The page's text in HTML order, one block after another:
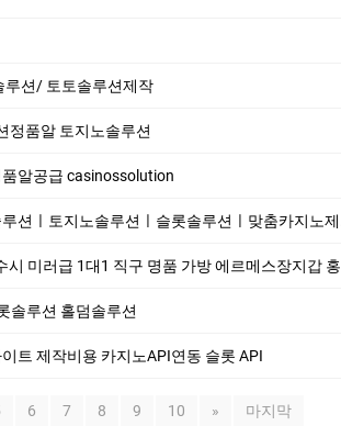
션/ 토토솔루션제작
품알 토지노솔루션
알공급 casinossolution
토지노솔루션ㅣ슬롯솔루션ㅣ맞춤카지노제작노제작
대1 직구 명품 가방 에르메스장지갑 홍콩명품쇼핑몰 JWI
루션 홀덤솔루션
트 제작비용 카지노API연동 슬롯 API
6 7 8 9 10 » 마지막